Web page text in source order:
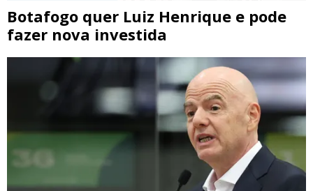
Botafogo quer Luiz Henrique e pode
fazer nova investida